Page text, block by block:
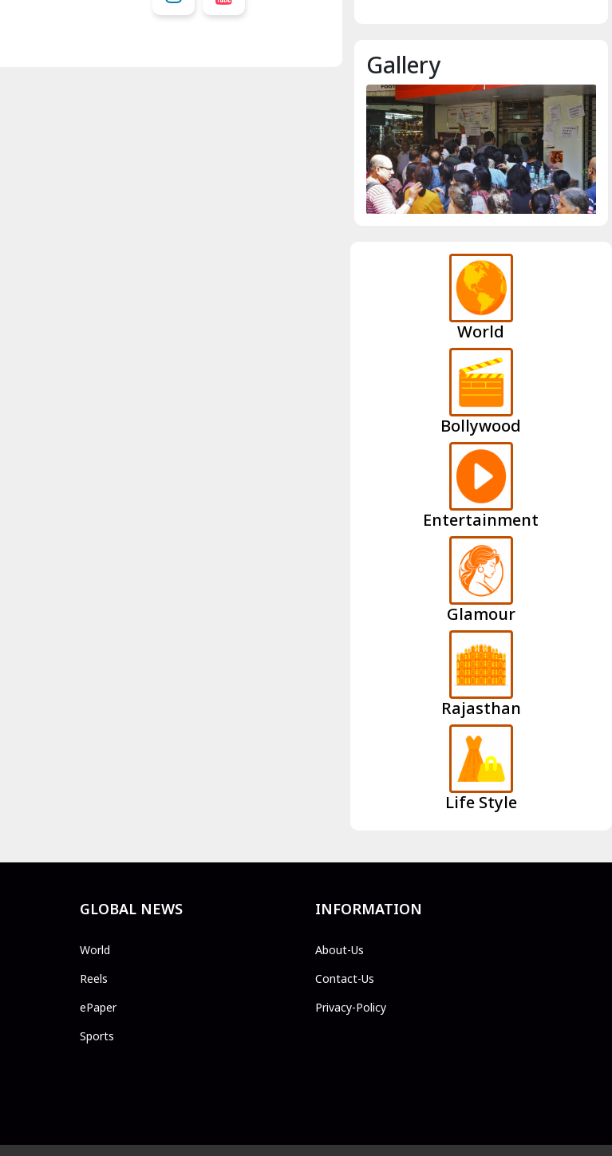
Gallery
World
Bollywood
Entertainment
Glamour
Rajasthan
Life Style
GLOBAL NEWS
World
Reels
ePaper
Sports
INFORMATION
About-Us
Contact-Us
Privacy-Policy